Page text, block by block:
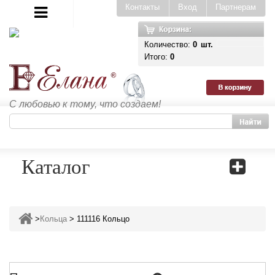
С любовью к тому, что создаем!
Партнерам
Вход
Контакты
Количество: 0 шт.
Итого: 0
Каталог
> Кольца > 111116 Кольцо